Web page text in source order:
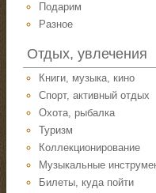
Подарим
Разное
Отдых, увлечения
Книги, музыка, кино
Спорт, активный отдых
Охота, рыбалка
Туризм
Коллекционирование
Музыкальные
Билеты, куда пойти